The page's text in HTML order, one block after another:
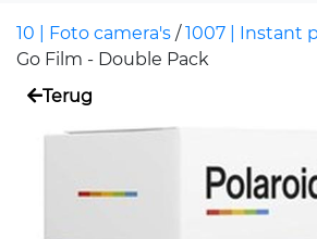
10 | Foto camera's / 1007 | Instant
Go Film - Double Pack
Terug